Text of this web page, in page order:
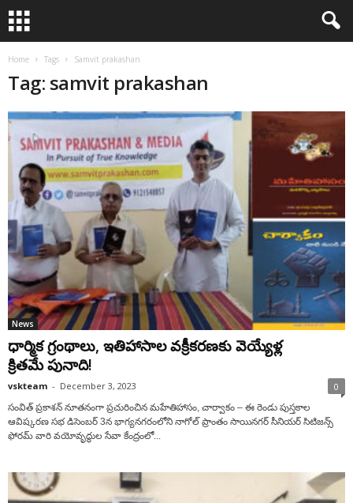
Home Tags Samvit prakashan
Tag: samvit prakashan
News
ధార్మిక గ్రంథాలు, ఇతిహాసాల వక్రీకరణకు వెయ్యేళ్ల
క్రితమే పునాది!
vskteam - December 3, 2023 0
సంవిత్ ప్రకాశన్ నూతనంగా ప్రచురించిన మహేతిహాసం, చార్వాకం – ఈ రెండు పుస్తకాల
ఆవిష్కరణ సభ డిసెంబర్ 3న భాగ్యనగరంలోని నాగోల్ ప్రాంతం సాయినగర్ సీనియర్ సిటిజన్స్
ఫోరమ్ వారి వయోవృద్ధుల సేవా కేంద్రంలో...